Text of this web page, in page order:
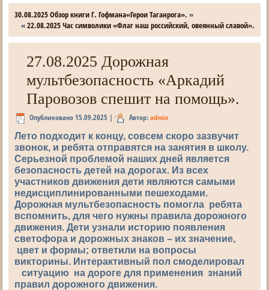
30.08.2025 Обзор книги Г. Гофмана«Герои Таганрога». »
«22.08.2025 Час символики «Флаг наш российский, овеянный славой».
27.08.2025 Дорожная
мультбезопасность «Аркадий
Паровозов спешит на помощь».
Опубликовано 15.09.2025 | Автор: admin
Лето подходит к концу, совсем скоро зазвучит
звонок, и ребята отправятся на занятия в школу.
Серьезной проблемой наших дней является
безопасность детей на дорогах. Из всех
участников движения дети являются самыми
недисциплинированными пешеходами.
Дорожная мультбезопасность помогла ребята
вспомнить, для чего нужны правила дорожного
движения. Дети узнали историю появления
светофора и дорожных знаков – их значение,
цвет и формы; ответили на вопросы
викторины. Интерактивный пол смоделировал
ситуацию на дороге для применения знаний
правил дорожного движения.